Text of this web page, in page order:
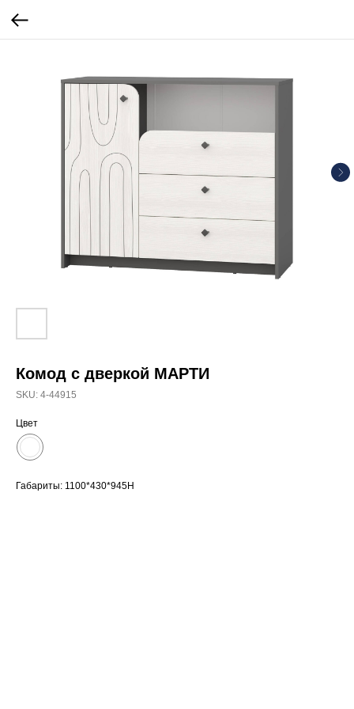
Комод с дверкой МАРТИ
SKU: 4-44915
Цвет
Габариты: 1100*430*945Н